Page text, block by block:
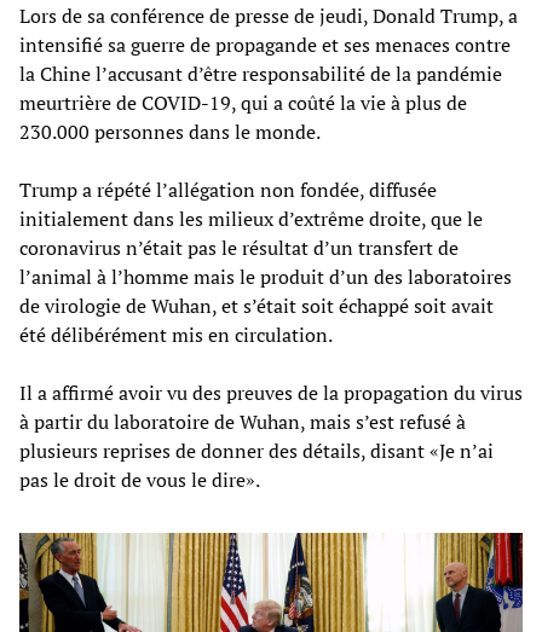
Lors de sa conférence de presse de jeudi, Donald Trump, a
intensifié sa guerre de propagande et ses menaces contre
la Chine l’accusant d’être responsabilité de la pandémie
meurtrière de COVID-19, qui a coûté la vie à plus de
230.000 personnes dans le monde.
Trump a répété l’allégation non fondée, diffusée
initialement dans les milieux d’extrême droite, que le
coronavirus n’était pas le résultat d’un transfert de
l’animal à l’homme mais le produit d’un des laboratoires
de virologie de Wuhan, et s’était soit échappé soit avait
été délibérément mis en circulation.
Il a affirmé avoir vu des preuves de la propagation du virus
à partir du laboratoire de Wuhan, mais s’est refusé à
plusieurs reprises de donner des détails, disant «Je n’ai
pas le droit de vous le dire».